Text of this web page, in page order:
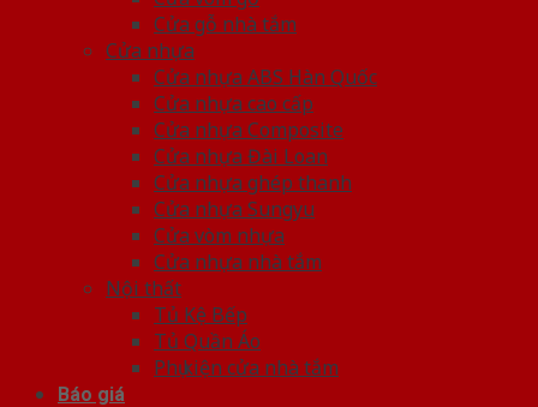
Cửa gỗ nhà tắm
Cửa nhựa
Cửa nhựa ABS Hàn Quốc
Cửa nhựa cao cấp
Cửa nhựa Composite
Cửa nhựa Đài Loan
Cửa nhựa ghép thanh
Cửa nhựa Sungyu
Cửa vòm nhựa
Cửa nhựa nhà tắm
Nội thất
Tủ Kệ Bếp
Tủ Quần Áo
Phụ kiện cửa nhà tắm
Báo giá